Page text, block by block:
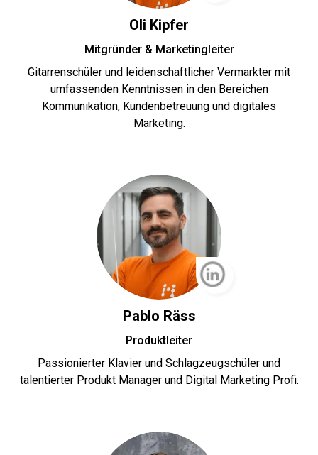
Oli Kipfer
Mitgründer & Marketingleiter
Gitarrenschüler und leidenschaftlicher Vermarkter mit
umfassenden Kenntnissen in den Bereichen
Kommunikation, Kundenbetreuung und digitales
Marketing.
Pablo Räss
Produktleiter
Passionierter Klavier und Schlagzeugschüler und
talentierter Produkt Manager und Digital Marketing Profi.